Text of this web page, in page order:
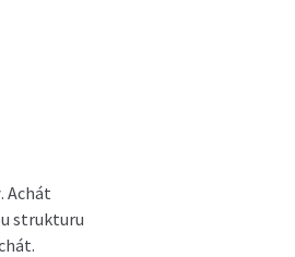
. Achát
strukturu